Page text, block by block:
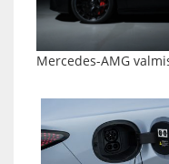
Mercedes-AMG